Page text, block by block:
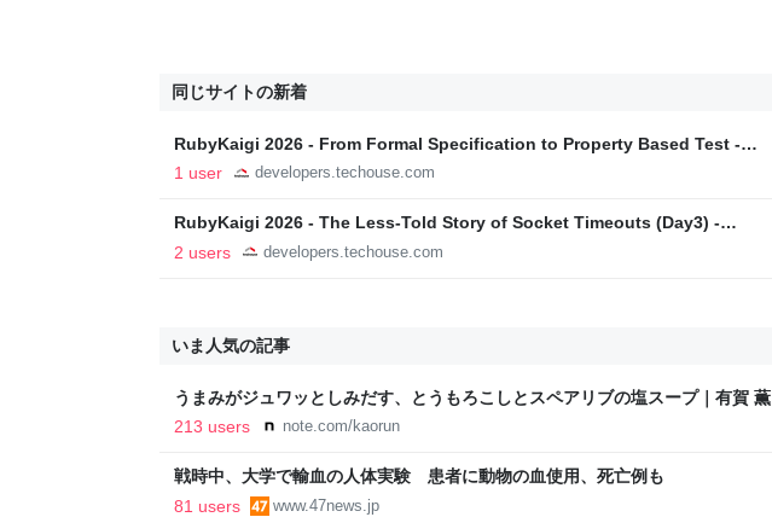
同じサイトの新着
RubyKaigi 2026 - From Formal Specification to Property Based Test -
Techouse Developers Blog
1 user developers.techouse.com
RubyKaigi 2026 - The Less-Told Story of Socket Timeouts (Day3) -
Techouse Developers Blog
2 users developers.techouse.com
いま人気の記事
うまみがジュワッとしみだす、とうもろこしとスペアリブの塩スープ｜有賀 薫
213 users
note.com/kaorun
戦時中、大学で輸血の人体実験 患者に動物の血使用、死亡例も
81 users
www.47news.jp